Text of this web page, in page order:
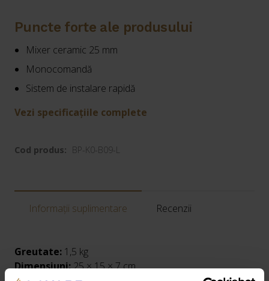
Puncte forte ale produsului
Mixer ceramic 25 mm
Monocomandă
Sistem de instalare rapidă
Vezi specificațiile complete
Cod produs: BP-K0-B09-L
Informații suplimentare Recenzii
Greutate: 1,5 kg
Dimensiuni:25 × 15 × 7 cm